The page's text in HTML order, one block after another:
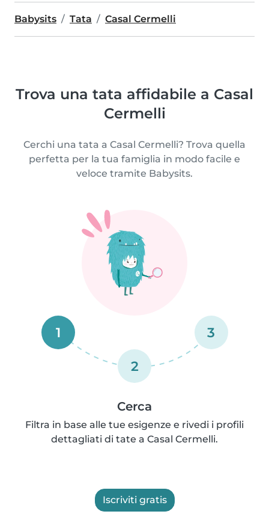
Babysits Tata Casal Cermelli
Trova una tata affidabile a Casal
Cermelli
Cerchi una tata a Casal Cermelli? Trova quella
perfetta per la tua famiglia in modo facile e
veloce tramite Babysits.
1
2
3
Cerca
Filtra in base alle tue esigenze e rivedi i profili
dettagliati di tate a Casal Cermelli.
Iscriviti gratis